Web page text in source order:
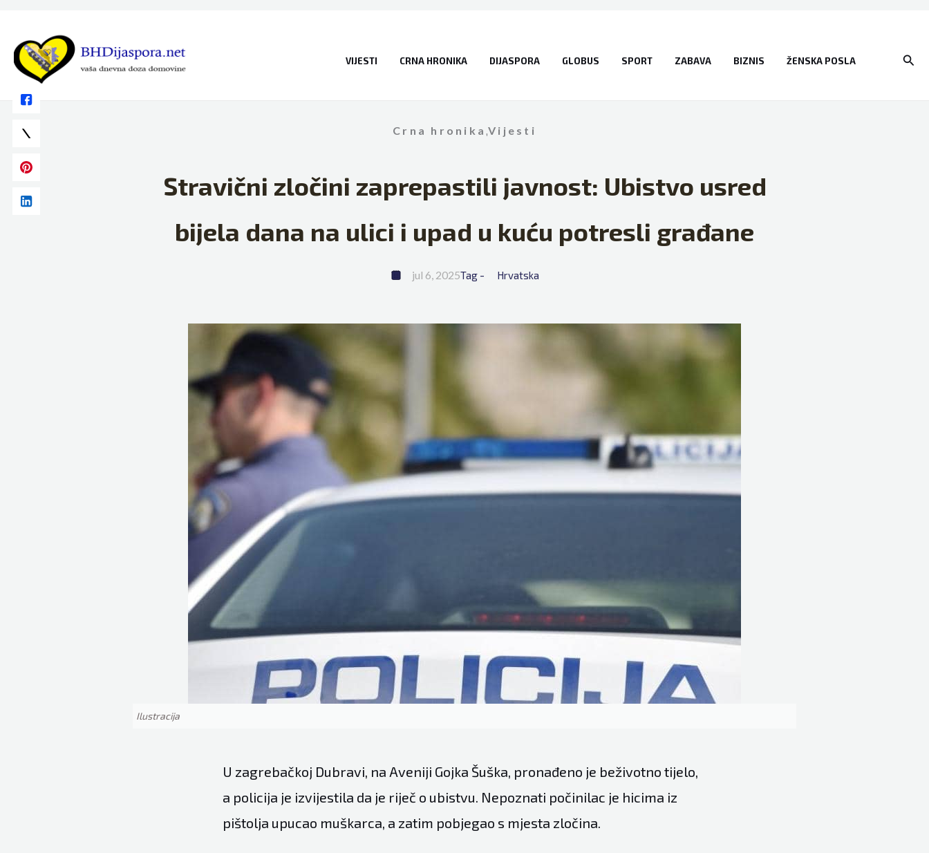
content
VIJESTI CRNA HRONIKA DIJASPORA GLOBUS SPORT ZABAVA BIZNIS ŽENSKA POSLA
Crna hronika,Vijesti
Stravični zločini zaprepastili javnost: Ubistvo usred
bijela dana na ulici i upad u kuću potresli građane
jul 6, 2025Tag - Hrvatska
Ilustracija
U zagrebačkoj Dubravi, na Aveniji Gojka Šuška, pronađeno je beživotno tijelo,
a policija je izvijestila da je riječ o ubistvu. Nepoznati počinilac je hicima iz
pištolja upucao muškarca, a zatim pobjegao s mjesta zločina.